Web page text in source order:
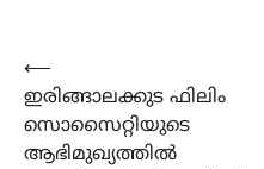
Post
navigation
⟵
ഇരിങ്ങാലക്കുട ഫിലിം
സൊസൈറ്റിയുടെ
ആഭിമുഖ്യത്തിൽ